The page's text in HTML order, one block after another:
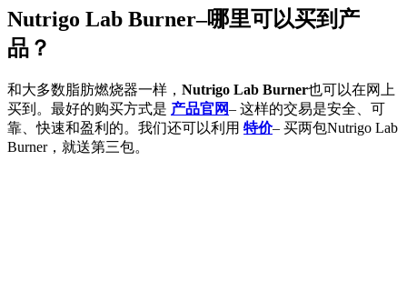
Nutrigo Lab Burner–哪里可以买到产
品？
和大多数脂肪燃烧器一样， Nutrigo Lab Burner也可以在网上
买到。最好的购买方式是 产品官网– 这样的交易是安全、可
靠、快速和盈利的。我们还可以利用 特价– 买两包Nutrigo Lab
Burner，就送第三包。